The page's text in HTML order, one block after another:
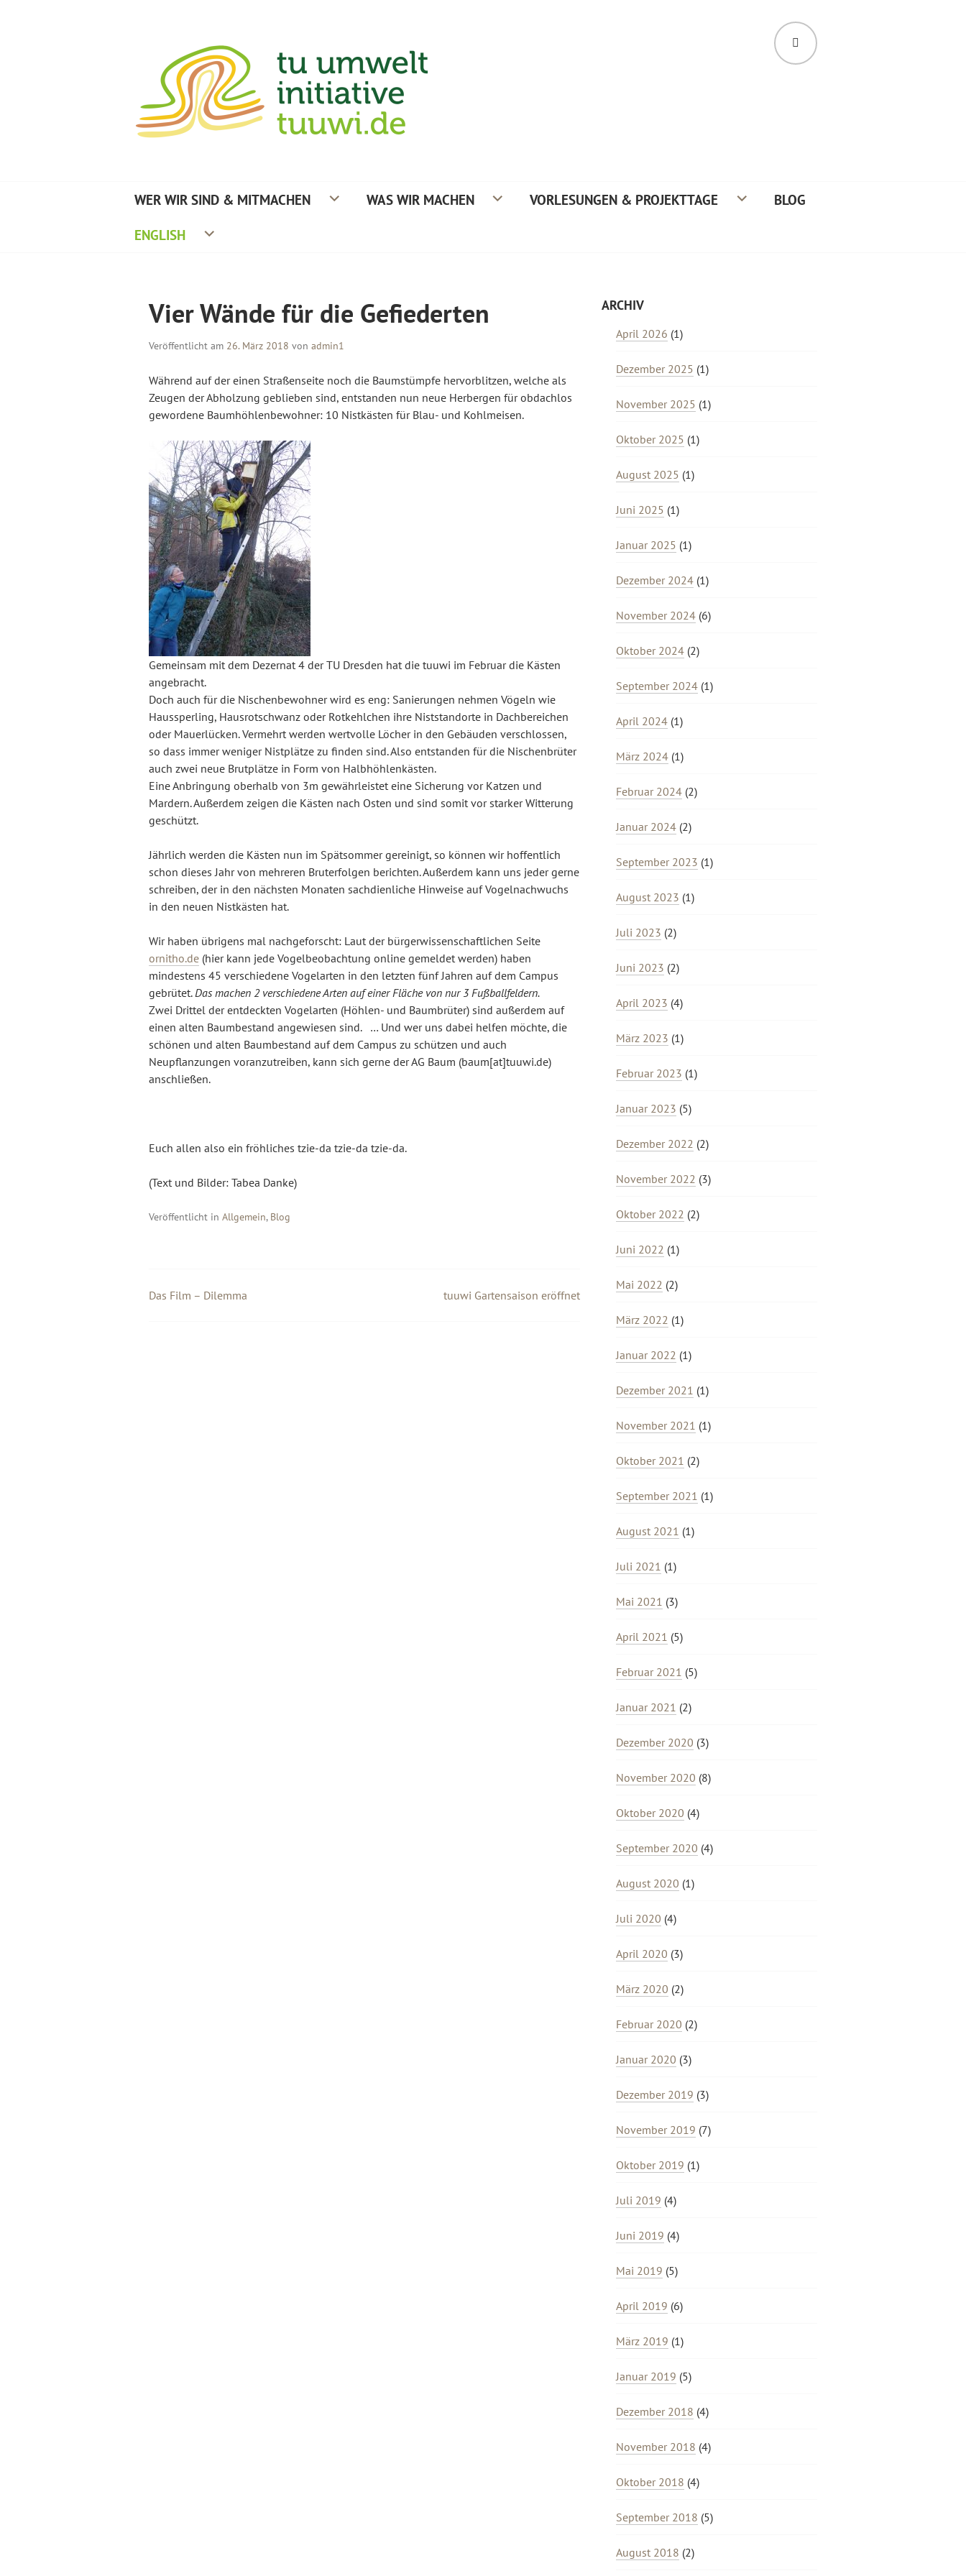
SUCHE
WER WIR SIND & MITMACHEN WAS WIR MACHEN VORLESUNGEN & PROJEKTTAGE
BLOG
ENGLISH
Vier Wände für die Gefiederten
Veröffentlicht am 26. März 2018 von admin1
Während auf der einen Straßenseite noch die Baumstümpfe hervorblitzen, welche als
Zeugen der Abholzung geblieben sind, entstanden nun neue Herbergen für obdachlos
gewordene Baumhöhlenbewohner: 10 Nistkästen für Blau- und Kohlmeisen.
Gemeinsam mit dem Dezernat 4 der TU Dresden hat die tuuwi im Februar die Kästen
angebracht.
Doch auch für die Nischenbewohner wird es eng: Sanierungen nehmen Vögeln wie
Haussperling, Hausrotschwanz oder Rotkehlchen ihre Niststandorte in Dachbereichen
oder Mauerlücken. Vermehrt werden wertvolle Löcher in den Gebäuden verschlossen,
so dass immer weniger Nistplätze zu finden sind. Also entstanden für die Nischenbrüter
auch zwei neue Brutplätze in Form von Halbhöhlenkästen.
Eine Anbringung oberhalb von 3m gewährleistet eine Sicherung vor Katzen und
Mardern. Außerdem zeigen die Kästen nach Osten und sind somit vor starker Witterung
geschützt.
Jährlich werden die Kästen nun im Spätsommer gereinigt, so können wir hoffentlich
schon dieses Jahr von mehreren Bruterfolgen berichten. Außerdem kann uns jeder gerne
schreiben, der in den nächsten Monaten sachdienliche Hinweise auf Vogelnachwuchs
in den neuen Nistkästen hat.
Wir haben übrigens mal nachgeforscht: Laut der bürgerwissenschaftlichen Seite
ornitho.de (hier kann jede Vogelbeobachtung online gemeldet werden) haben
mindestens 45 verschiedene Vogelarten in den letzten fünf Jahren auf dem Campus
gebrütet.Das machen 2 verschiedene Arten auf einer Fläche von nur 3 Fußballfeldern.
Zwei Drittel der entdeckten Vogelarten (Höhlen- und Baumbrüter) sind außerdem auf
einen alten Baumbestand angewiesen sind. … Und wer uns dabei helfen möchte, die
schönen und alten Baumbestand auf dem Campus zu schützen und auch
Neupflanzungen voranzutreiben, kann sich gerne der AG Baum (baum[at]tuuwi.de)
anschließen.
Euch allen also ein fröhliches tzie-da tzie-da tzie-da.
(Text und Bilder: Tabea Danke)
Veröffentlicht in Allgemein, Blog
Beitragsnavigation
Das Film – Dilemma tuuwi Gartensaison eröffnet
ARCHIV
April 2026 (1)
Dezember 2025 (1)
November 2025 (1)
Oktober 2025 (1)
August 2025 (1)
Juni 2025 (1)
Januar 2025 (1)
Dezember 2024 (1)
November 2024 (6)
Oktober 2024 (2)
September 2024 (1)
April 2024 (1)
März 2024 (1)
Februar 2024 (2)
Januar 2024 (2)
September 2023 (1)
August 2023 (1)
Juli 2023 (2)
Juni 2023 (2)
April 2023 (4)
März 2023 (1)
Februar 2023 (1)
Januar 2023 (5)
Dezember 2022 (2)
November 2022 (3)
Oktober 2022 (2)
Juni 2022 (1)
Mai 2022 (2)
März 2022 (1)
Januar 2022 (1)
Dezember 2021 (1)
November 2021 (1)
Oktober 2021 (2)
September 2021 (1)
August 2021 (1)
Juli 2021 (1)
Mai 2021 (3)
April 2021 (5)
Februar 2021 (5)
Januar 2021 (2)
Dezember 2020 (3)
November 2020 (8)
Oktober 2020 (4)
September 2020 (4)
August 2020 (1)
Juli 2020 (4)
April 2020 (3)
März 2020 (2)
Februar 2020 (2)
Januar 2020 (3)
Dezember 2019 (3)
November 2019 (7)
Oktober 2019 (1)
Juli 2019 (4)
Juni 2019 (4)
Mai 2019 (5)
April 2019 (6)
März 2019 (1)
Januar 2019 (5)
Dezember 2018 (4)
November 2018 (4)
Oktober 2018 (4)
September 2018 (5)
August 2018 (2)